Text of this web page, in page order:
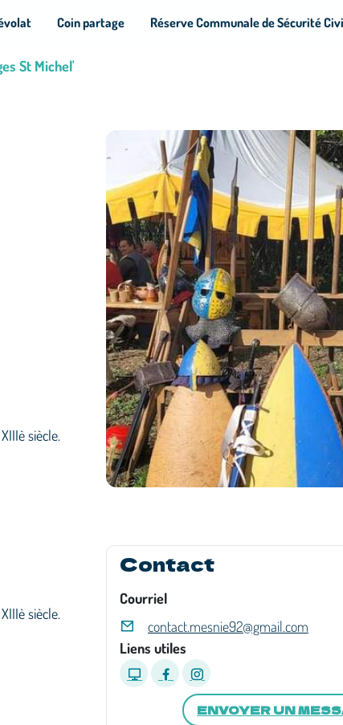
Coin partage Réserve Communale de Sécurité
St Michel'
siècle.
siècle.
Contact
Courriel
contact.mesnie92@gmail.com
Liens utiles
ENVOYER UN